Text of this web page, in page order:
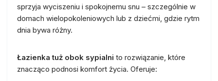
sprzyja wyciszeniu i spokojnemu snu – szczególnie w
domach wielopokoleniowych lub z dziećmi, gdzie rytm
dnia bywa różny.
Łazienka tuż obok sypialni to rozwiązanie, które
znacząco podnosi komfort życia. Oferuje: